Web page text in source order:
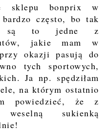
sklepu bonprix w
często, bo tak
są to jedne z
jakie mam w
okazji pasują do
tych sportowych,
Ja np. spędziłam
na którym ostatnio
powiedzieć, że z
sukienką